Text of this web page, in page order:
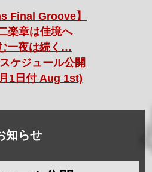
Final Groove】
楽章は佳境へ
一夜は続く…
ケジュール公開
1日付 Aug 1st)
知らせ